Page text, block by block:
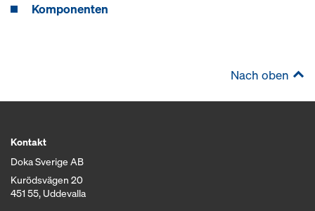
Komponenten
Nach oben
Kontakt
Doka Sverige AB
Kurödsvägen 20
451 55, Uddevalla